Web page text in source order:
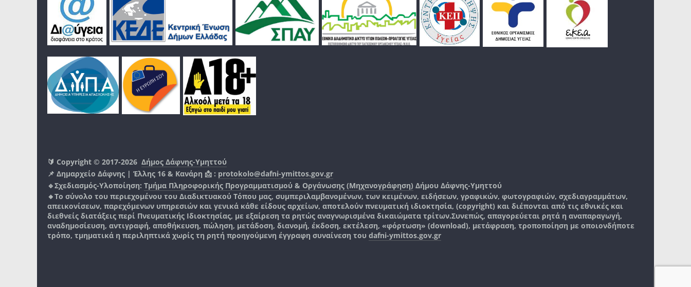
🔰 Copyright © 2017-2026 Δήμος Δάφνης-Υμηττού
📌 Δημαρχείο Δάφνης | Έλλης 16 & Κανάρη 📩 : protokolo@dafni-ymittos.gov.gr
🔹Σχεδιασμός-Υλοποίηση: Τμήμα Πληροφορικής Προγραμματισμού & Οργάνωσης (Μηχανογράφηση) Δήμου Δάφνης-Υμηττού
🔸Το σύνολο του περιεχομένου του Διαδικτυακού Τόπου μας, συμπεριλαμβανομένων, των κειμένων, ειδήσεων, γραφικών, φωτογραφιών, σχεδιαγραμμάτων,
απεικονίσεων, παρεχόμενων υπηρεσιών και γενικά κάθε είδους αρχείων, αποτελούν πνευματική ιδιοκτησία, (copyright) και διέπονται από τις εθνικές και
διεθνείς διατάξεις περί Πνευματικής Ιδιοκτησίας, με εξαίρεση τα ρητώς αναγνωρισμένα δικαιώματα τρίτων.Συνεπώς, απαγορεύεται ρητά η αναπαραγωγή,
αναδημοσίευση, αντιγραφή, αποθήκευση, πώληση, μετάδοση, διανομή, έκδοση, εκτέλεση, «φόρτωση» (download), μετάφραση, τροποποίηση με οποιονδήποτε
τρόπο, τμηματικά η περιληπτικά χωρίς τη ρητή προηγούμενη έγγραφη συναίνεση του dafni-ymittos.gov.gr